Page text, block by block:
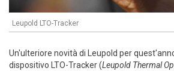
Leupold LTO-Tracker
Un'ulteriore novità di Leupold per
dispositivo LTO-Tracker (Leupold Thermal